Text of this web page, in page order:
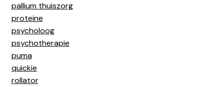
pallium thuiszorg
proteine
psycholoog
psychotherapie
puma
quickie
rollator